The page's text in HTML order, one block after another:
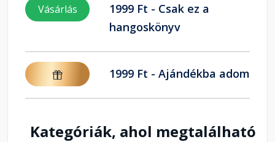
Vásárlás
1999 Ft - Csak ez a
hangoskönyv
1999 Ft - Ajándékba adom
Kategóriák, ahol megtalálható